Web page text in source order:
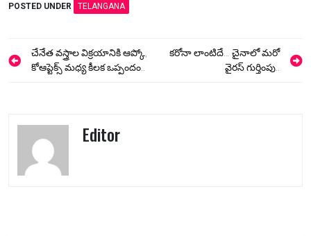
POSTED UNDER TELANGANA
Post
navigation
చేనేత వస్త్రాల విక్రయానికి ఆప్కో,
కోఆప్టెక్స్ మధ్య కీలక ఒప్పందం..
కరోనా లాంటిదే… చైనాలో మరో
వైరస్ గుర్తింపు..
Editor